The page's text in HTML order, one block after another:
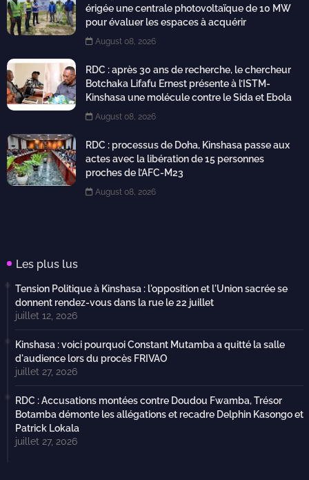
érigée une centrale photovoltaïque de 10 MW
pour évaluer les espaces à acquérir
August 08, 2026
RDC : après 30 ans de recherche, le chercheur
Botchaka Lifafu Ernest présente à l’ISTM-
Kinshasa une molécule contre le Sida et Ebola
August 08, 2026
RDC : processus de Doha, Kinshasa passe aux
actes avec la libération de 15 personnes
proches de l’AFC-M23
August 08, 2026
Les plus lus
Tension Politique à Kinshasa : l'opposition et l'Union sacrée se
donnent rendez-vous dans la rue le 22 juillet
juillet 12, 2026
Kinshasa : voici pourquoi Constant Mutamba a quitté la salle
d'audience lors du procès FRIVAO
juillet 27, 2026
RDC : Accusations montées contre Doudou Fwamba, Trésor
Botamba démonte les allégations et recadre Delphin Kasongo et
Patrick Lokala
juillet 27, 2026